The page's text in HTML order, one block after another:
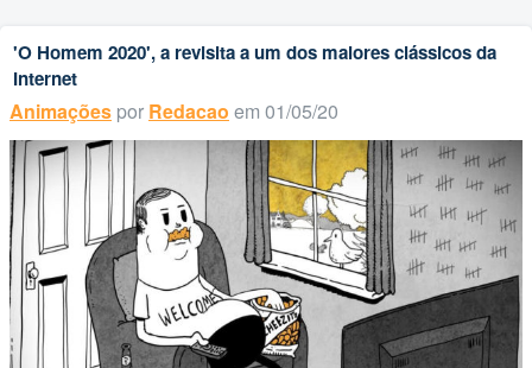
'O Homem 2020', a revisita a um dos maiores clássicos da
Internet
Animações por Redacao em 01/05/20